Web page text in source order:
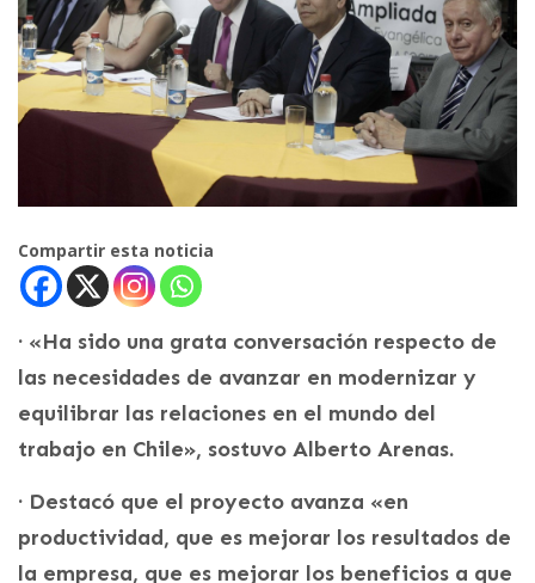
Compartir esta noticia
· «Ha sido una grata conversación respecto de
las necesidades de avanzar en modernizar y
equilibrar las relaciones en el mundo del
trabajo en Chile», sostuvo Alberto Arenas.
· Destacó que el proyecto avanza «en
productividad, que es mejorar los resultados de
la empresa, que es mejorar los beneficios a que